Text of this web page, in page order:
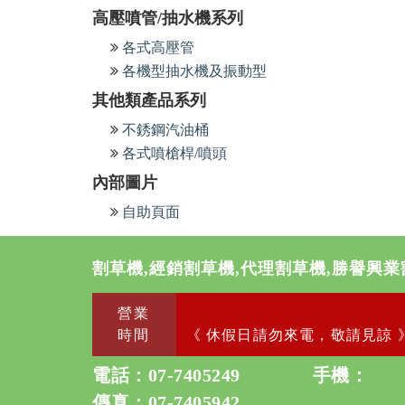
高壓噴管/抽水機系列
各式高壓管
各機型抽水機及振動型
其他類產品系列
不銹鋼汽油桶
各式噴槍桿/噴頭
內部圖片
自助頁面
割草機,經銷割草機,代理割草機,勝譽興業
營業
時間
《 休假日請勿來電，敬請見諒 》
電話： 07-7405249
手機：